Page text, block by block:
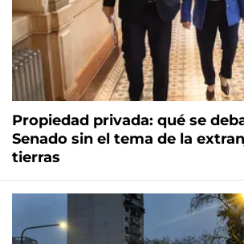
Propiedad privada: qué se
Senado sin el tema de la
tierras